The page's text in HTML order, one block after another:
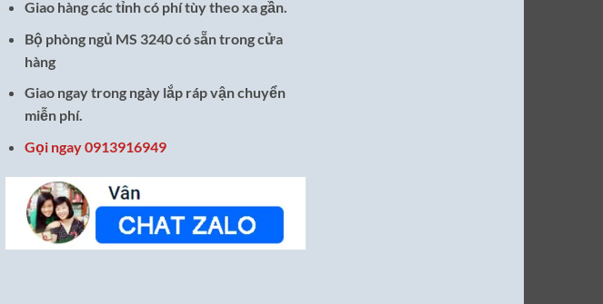
Giao hàng các tỉnh có phí tùy theo xa gần.
Bộ phòng ngủ MS 3240 có sẵn trong cửa
hàng
Giao ngay trong ngày lắp ráp vận chuyển
miễn phí.
Gọi ngay 0913916949